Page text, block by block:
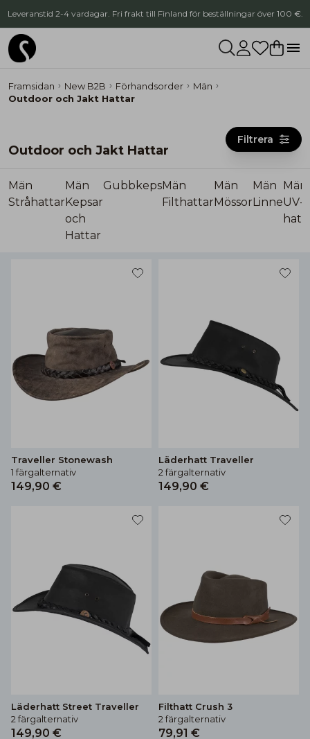
Leveranstid 2-4 vardagar. Fri frakt till Finland för beställningar över 100 €.
Framsidan New B2B Förhandsorder
Män
Outdoor och Jakt Hattar
Outdoor och Jakt Hattar
Filtrera
Män
Stråhattar
Män
Kepsar
och
Hattar
GubbkepsMän
Filthattar
Män
Mössor
Män
Linne
Män
UV-
Traveller Stonewash
1 färgalternativ
149,90 €
Läderhatt Traveller
2 färgalternativ
149,90 €
Läderhatt Street Traveller
2 färgalternativ
149,90 €
Filthatt Crush 3
2 färgalternativ
79,91 €